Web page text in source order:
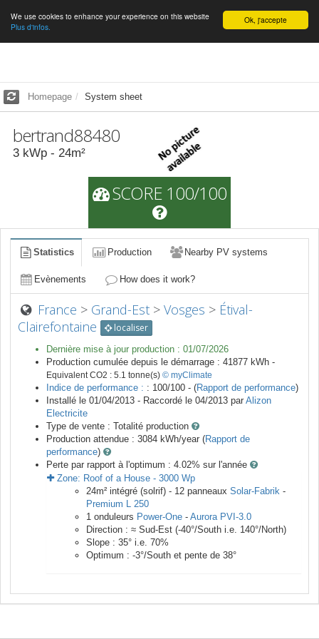
English Ok, j'accepte
We use cookies to enhance your experience on this website
Plus d'infos.
Homepage System sheet
bertrand88480
3 kWp - 24m²
SCORE 100/100
Statistics Production Nearby PV systems
Evènements How does it work?
France > Grand-Est >Vosges > Étival-
Clairefontaine
localiser
Dernière mise à jour production : 01/07/2026
Production cumulée depuis le démarrage : 41877 kWh -
Equivalent CO2 : 5.1 tonne(s) © myClimate
Indice de performance : : 100/100 - (Rapport de performance)
Installé le 01/04/2013 - Raccordé le 04/2013 par Alizon
Electricite
Type de vente : Totalité production
Production attendue : 3084 kWh/year (Rapport de
performance)
Perte par rapport à l'optimum : 4.02% sur l'année
Zone: Roof of a House - 3000 Wp
24m² intégré (solrif) - 12 panneaux Solar-Fabrik -
Premium L 250
1 onduleurs Power-One - Aurora PVI-3.0
Direction : ≈ Sud-Est (-40°/South i.e. 140°/North)
Slope : 35° i.e. 70%
Optimum : -3°/South et pente de 38°